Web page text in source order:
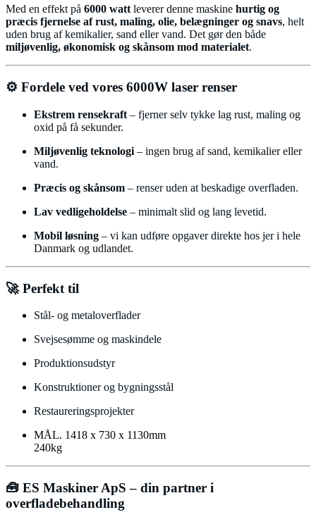
Med en effekt på 6000 wattleverer denne maskine hurtig og
præcis fjernelse af rust, maling, olie, belægninger og snavs, helt
uden brug af kemikalier, sand eller vand. Det gør den både
miljøvenlig, økonomisk og skånsom mod materialet.
⚙️ Fordele ved vores 6000W laser renser
Ekstrem rensekraft – fjerner selv tykke lag rust, maling og
oxid på få sekunder.
Miljøvenlig teknologi – ingen brug af sand, kemikalier eller
vand.
Præcis og skånsom – renser uden at beskadige overfladen.
Lav vedligeholdelse – minimalt slid og lang levetid.
Mobil løsning – vi kan udføre opgaver direkte hos jer i hele
Danmark og udlandet.
🚀 Perfekt til
Stål- og metaloverflader
Svejsesømme og maskindele
Produktionsudstyr
Konstruktioner og bygningsstål
Restaureringsprojekter
MÅL. 1418 x 730 x 1130mm
240kg
🧰 ES Maskiner ApS – din partner i
overfladebehandling